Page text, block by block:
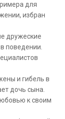
для
избран
дружеские
поведении.
и гибель в
дочь сына.
к своим